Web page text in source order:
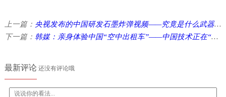
上一篇： 央视发布的中国研发石墨炸弹视频——究竟是什么武器？
下一篇： 韩媒：亲身体验中国“空中出租车”——中国技术正在“腾飞” ... ...
最新评论还没有评论哦